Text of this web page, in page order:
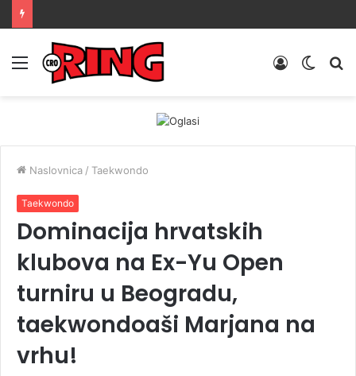
Menu
Switch
Prijava
Naslovnica / Taekwondo
Taekwondo
Dominacija hrvatskih
klubova na Ex-Yu Open
turniru u Beogradu,
taekwondoaši Marjana na
vrhu!